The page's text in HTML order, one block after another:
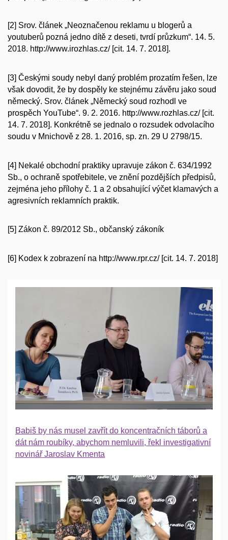
[2] Srov. článek „Neoznačenou reklamu u blogerů a
youtuberů pozná jedno dítě z deseti, tvrdí průzkum“. 14. 5.
2018. http://www.irozhlas.cz/ [cit. 14. 7. 2018].
[3] Českými soudy nebyl daný problém prozatím řešen, lze
však dovodit, že by dospěly ke stejnému závěru jako soud
německý. Srov. článek „Německý soud rozhodl ve
prospěch YouTube“. 9. 2. 2016. http://www.rozhlas.cz/ [cit.
14. 7. 2018]. Konkrétně se jednalo o rozsudek odvolacího
soudu v Mnichově z 28. 1. 2016, sp. zn. 29 U 2798/15.
[4] Nekalé obchodní praktiky upravuje zákon č. 634/1992
Sb., o ochraně spotřebitele, ve znění pozdějších předpisů,
zejména jeho přílohy č. 1 a 2 obsahující výčet klamavých a
agresivních reklamních praktik.
[5] Zákon č. 89/2012 Sb., občanský zákoník
[6] Kodex k zobrazení na http://www.rpr.cz/ [cit. 14. 7. 2018]
Babiš by nás musel zavřít do koncentračních táborů a
dát nám roubíky, abychom nemluvili, řekl investigativní
novinář Jaroslav Kmenta